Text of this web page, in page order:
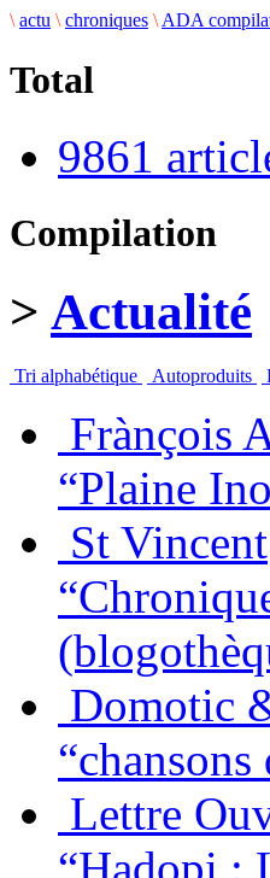
\ actu \ chroniques \ ADA
Total
9861
Compilation
> Actualité
Tri alphabétique Autoproduits
Frànçois
“Plaine
St Vincent
Domotic
“chansons
Lettre
“Hadopi :